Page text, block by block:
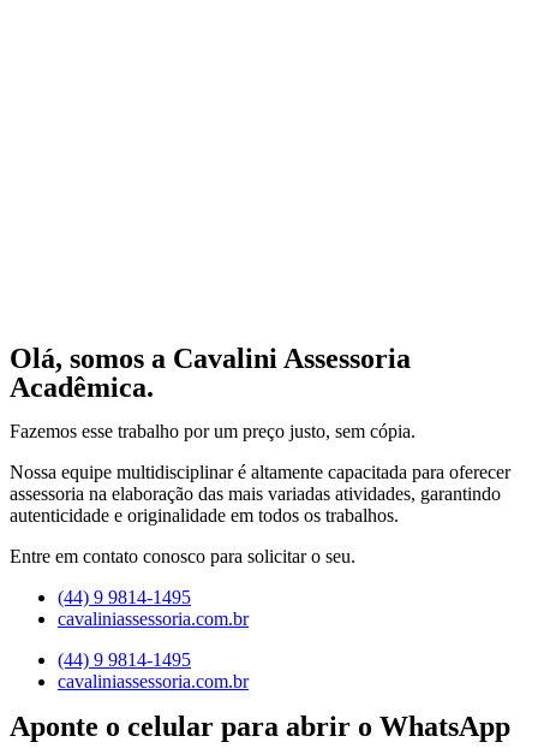
Olá, somos a Cavalini Assessoria
Acadêmica.
Fazemos esse trabalho por um preço justo, sem cópia.
Nossa equipe multidisciplinar é altamente capacitada para oferecer
assessoria na elaboração das mais variadas atividades, garantindo
autenticidade e originalidade em todos os trabalhos.
Entre em contato conosco para solicitar o seu.
(44) 9 9814-1495
cavaliniassessoria.com.br
(44) 9 9814-1495
cavaliniassessoria.com.br
Aponte o celular para abrir o WhatsApp